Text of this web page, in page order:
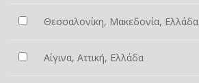
Θεσσαλονίκη, Μακεδονία, Ελλάδα
Αίγινα, Αττική, Ελλάδα